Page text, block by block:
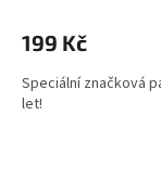
199 Kč
Speciální značková
let!